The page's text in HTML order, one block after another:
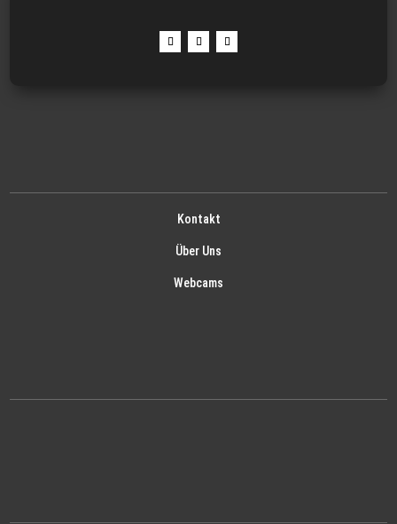
Kontakt
Über Uns
Webcams